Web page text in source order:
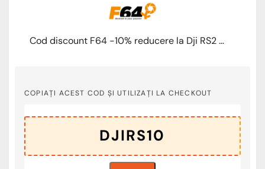
Cod discount F64 -10% reducere la Dji RS2 și RSC2
COPIAȚI ACEST COD ȘI UTILIZAȚI LA CHECKOUT